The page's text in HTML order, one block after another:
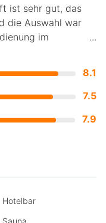
8.1
7.5
7.9
ist sehr gut, das
die Auswahl war
im
Hotelbar
Sauna